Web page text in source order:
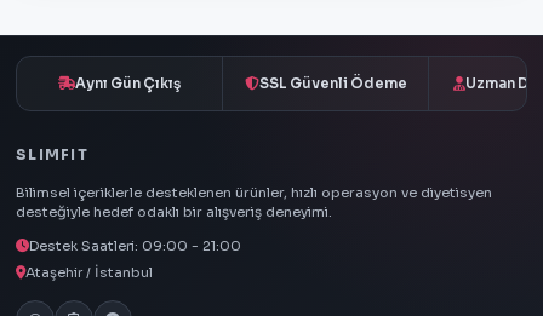
Aynı Gün Çıkış SSL Güvenli Ödeme Uzman
SLIMFIT
Bilimsel içeriklerle desteklenen ürünler, hızlı operasyon ve diyetisyen
desteğiyle hedef odaklı bir alışveriş deneyimi.
Destek Saatleri: 09:00 - 21:00
Ataşehir / İstanbul